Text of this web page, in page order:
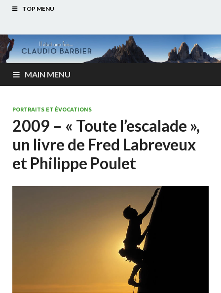
TOP MENU
MAIN MENU
PORTRAITS ET ÉVOCATIONS
2009 – « Toute l’escalade »,
un livre de Fred Labreveux
et Philippe Poulet